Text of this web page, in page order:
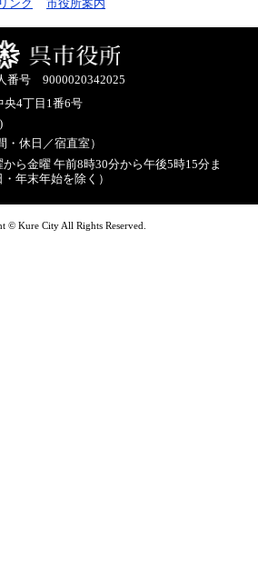
ンク 市役所案内
番号 9000020342025
央4丁目1番6号
・休日／宿直室）
ら金曜 午前8時30分から午後5時15分ま
年末年始を除く）
© Kure City All Rights Reserved.